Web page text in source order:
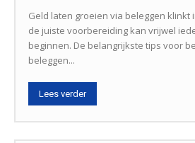
Geld laten groeien via beleggen klinkt
de juiste voorbereiding kan vrijwel
beginnen. De belangrijkste tips voor
beleggen...
Lees verder